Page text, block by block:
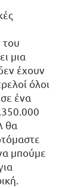
του
μια
έχουν
όλοι
ένα
θα
μπούμε